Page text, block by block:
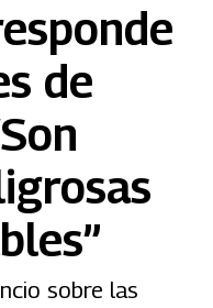
de
sobre las